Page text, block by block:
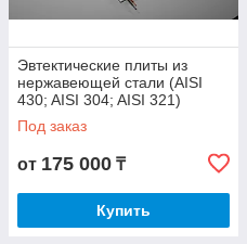
Эвтектические плиты из
нержавеющей стали (AISI
430; AISI 304; AISI 321)
Под заказ
от 175 000 ₸
Купить